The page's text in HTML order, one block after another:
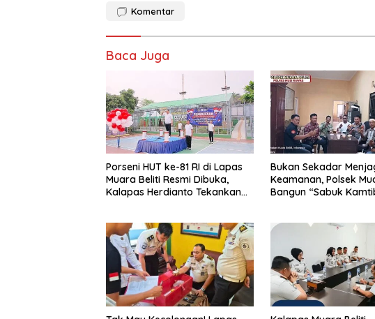
o
o
k
o
n
Komentar
Baca Juga
Porseni HUT ke-81 RI di Lapas
Muara Beliti Resmi Dibuka,
Kalapas Herdianto Tekankan
Bukan Sekadar
Keamanan, Polsek
Bangun “Sabuk